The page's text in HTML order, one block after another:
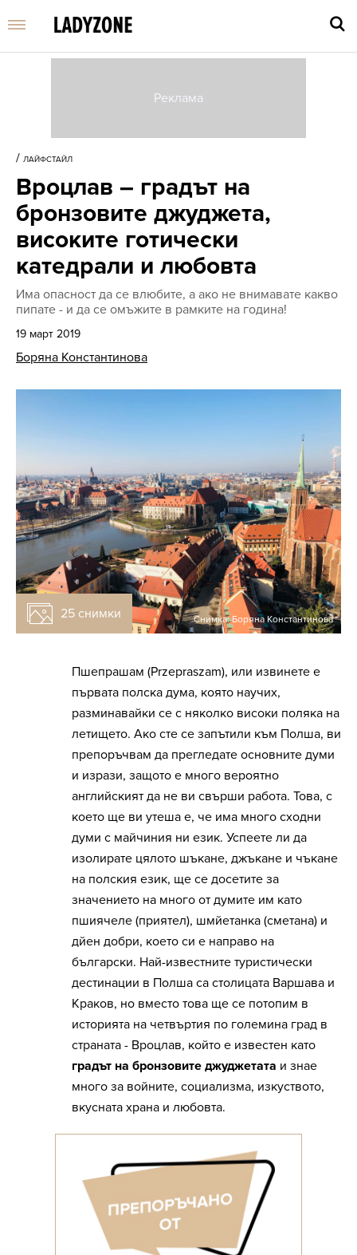
/ ЛАЙФСТАЙЛ
Вроцлав – градът на
бронзовите джуджета,
високите готически
катедрали и любовта
Има опасност да се влюбите, а ако не внимавате какво
пипате - и да се омъжите в рамките на година!
19 март 2019
Боряна Константинова
25 снимки Снимка: Боряна Константинова
Пшепрашам (Przepraszam), или извинете е
първата полска дума, която научих,
разминавайки се с няколко високи поляка на
летището. Ако сте се запътили към Полша, ви
препоръчвам да прегледате основните думи
и изрази, защото е много вероятно
английският да не ви свърши работа. Това, с
което ще ви утеша е, че има много сходни
думи с майчиния ни език. Успеете ли да
изолирате цялото шъкане, джъкане и чъкане
на полския език, ще се досетите за
значението на много от думите им като
пшиячеле (приятел), шмйетанка (сметана) и
дйен добри, което си е направо на
български. Най-известните туристически
дестинации в Полша са столицата Варшава и
Краков, но вместо това ще се потопим в
историята на четвъртия по големина град в
страната - Вроцлав, който е известен като
градът на бронзовите джуджетата и знае
много за войните, социализма, изкуството,
вкусната храна и любовта.